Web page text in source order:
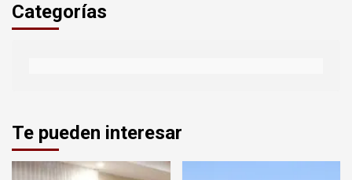
Categorías
Te pueden interesar